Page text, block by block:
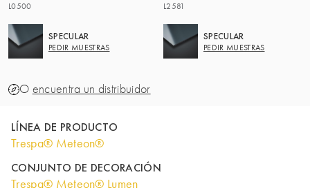
L0500
SPECULAR
PEDIR MUESTRAS
L2581
SPECULAR
PEDIR MUESTRAS
O encuentra un distribuidor
LÍNEA DE PRODUCTO
Trespa® Meteon®
CONJUNTO DE DECORACIÓN
Trespa® Meteon® Lumen